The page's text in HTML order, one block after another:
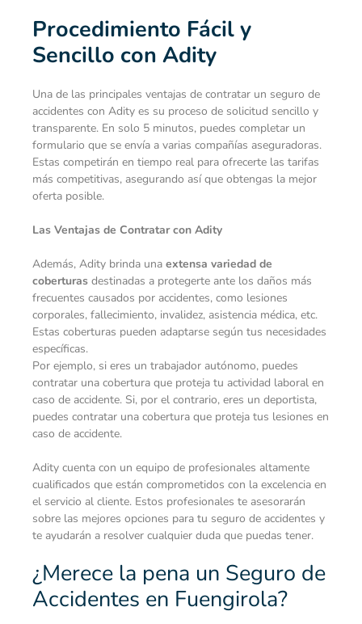
Procedimiento Fácil y
Sencillo con Adity
Una de las principales ventajas de contratar un seguro de
accidentes con Adity es su proceso de solicitud sencillo y
transparente. En solo 5 minutos, puedes completar un
formulario que se envía a varias compañías aseguradoras.
Estas competirán en tiempo real para ofrecerte las tarifas
más competitivas, asegurando así que obtengas la mejor
oferta posible.
Las Ventajas de Contratar con Adity
Además, Adity brinda una extensa variedad de
coberturas destinadas a protegerte ante los daños más
frecuentes causados por accidentes, como lesiones
corporales, fallecimiento, invalidez, asistencia médica, etc.
Estas coberturas pueden adaptarse según tus necesidades
específicas.
Por ejemplo, si eres un trabajador autónomo, puedes
contratar una cobertura que proteja tu actividad laboral en
caso de accidente. Si, por el contrario, eres un deportista,
puedes contratar una cobertura que proteja tus lesiones en
caso de accidente.
Adity cuenta con un equipo de profesionales altamente
cualificados que están comprometidos con la excelencia en
el servicio al cliente. Estos profesionales te asesorarán
sobre las mejores opciones para tu seguro de accidentes y
te ayudarán a resolver cualquier duda que puedas tener.
¿Merece la pena un Seguro de
Accidentes en Fuengirola?